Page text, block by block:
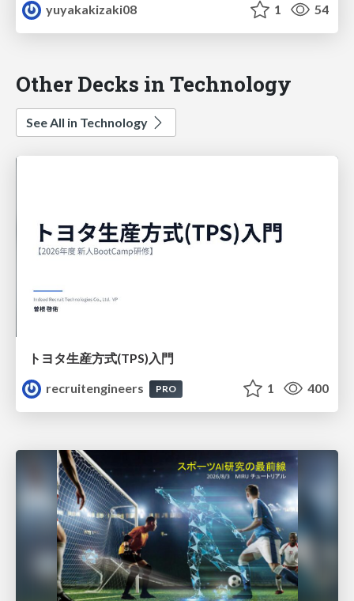
yuyakakizaki08
1 54
Other Decks in Technology
See All in Technology
トヨタ⽣産⽅式(TPS)⼊⾨
recruitengineers
PRO 1 400